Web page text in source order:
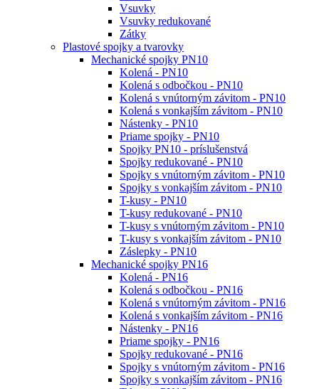
Vsuvky
Vsuvky redukované
Zátky
Plastové spojky a tvarovky
Mechanické spojky PN10
Kolená - PN10
Kolená s odbočkou - PN10
Kolená s vnútorným závitom - PN10
Kolená s vonkajším závitom - PN10
Nástenky - PN10
Priame spojky - PN10
Spojky PN10 - príslušenstvá
Spojky redukované - PN10
Spojky s vnútorným závitom - PN10
Spojky s vonkajším závitom - PN10
T-kusy - PN10
T-kusy redukované - PN10
T-kusy s vnútorným závitom - PN10
T-kusy s vonkajším závitom - PN10
Záslepky - PN10
Mechanické spojky PN16
Kolená - PN16
Kolená s odbočkou - PN16
Kolená s vnútorným závitom - PN16
Kolená s vonkajším závitom - PN16
Nástenky - PN16
Priame spojky - PN16
Spojky redukované - PN16
Spojky s vnútorným závitom - PN16
Spojky s vonkajším závitom - PN16